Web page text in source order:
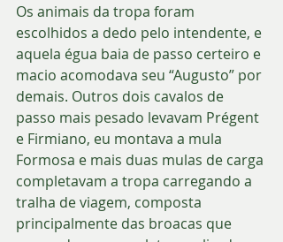
Os animais da tropa foram
escolhidos a dedo pelo intendente, e
aquela égua baia de passo certeiro e
macio acomodava seu “Augusto” por
demais. Outros dois cavalos de
passo mais pesado levavam Prégent
e Firmiano, eu montava a mula
Formosa e mais duas mulas de carga
completavam a tropa carregando a
tralha de viagem, composta
principalmente das broacas que